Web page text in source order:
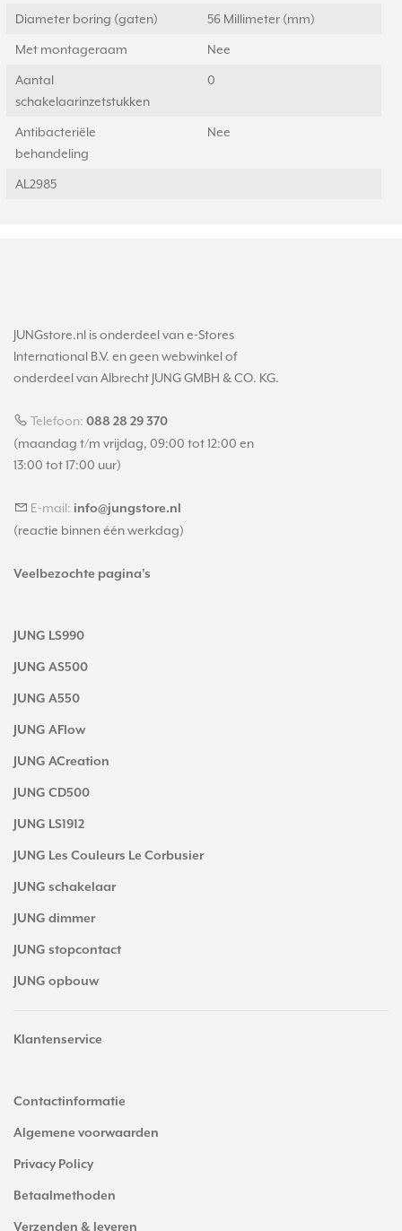
Diameter boring (gaten) 56 Millimeter (mm)
Met montageraam Nee
Aantal
schakelaarinzetstukken
0
Antibacteriële
behandeling
Nee
AL2985
JUNGstore.nl is onderdeel van e-Stores
International B.V. en geen webwinkel of
onderdeel van Albrecht JUNG GMBH & CO. KG.
Telefoon: 088 28 29 370
(maandag t/m vrijdag, 09:00 tot 12:00 en
13:00 tot 17:00 uur)
E-mail: info@jungstore.nl
(reactie binnen één werkdag)
Veelbezochte pagina's
JUNG LS990
JUNG AS500
JUNG A550
JUNG AFlow
JUNG ACreation
JUNG CD500
JUNG LS1912
JUNG Les Couleurs Le Corbusier
JUNG schakelaar
JUNG dimmer
JUNG stopcontact
JUNG opbouw
Klantenservice
Contactinformatie
Algemene voorwaarden
Privacy Policy
Betaalmethoden
Verzenden & leveren